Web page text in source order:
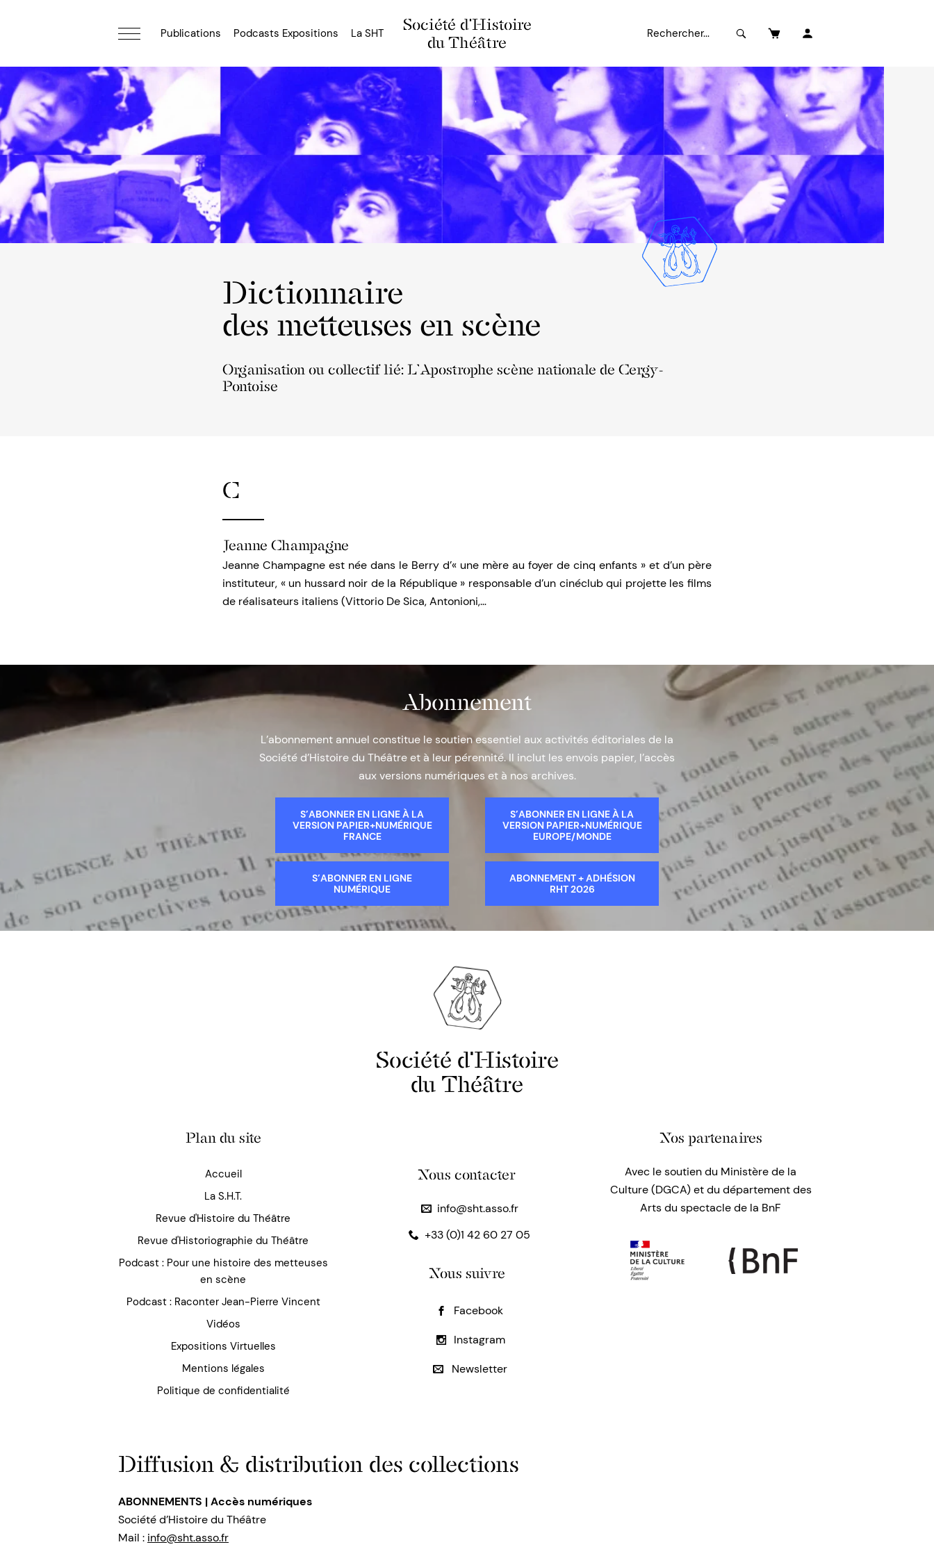
Société d'Histoire
du Théâtre
Publications Podcasts Expositions La SHT
Dictionnaire
des metteuses en scène
Organisation ou collectif lié: L’Apostrophe scène nationale de Cergy-
Pontoise
C
Jeanne Champagne
Jeanne Champagne est née dans le Berry d’« une mère au foyer de cinq enfants » et d’un père
instituteur, « un hussard noir de la République » responsable d’un cinéclub qui projette les films
de réalisateurs italiens (Vittorio De Sica, Antonioni,…
Abonnement
L’abonnement annuel constitue le soutien essentiel aux activités éditoriales de la
Société d’Histoire du Théâtre et à leur pérennité. Il inclut les envois papier, l’accès
aux versions numériques et à nos archives.
S’ABONNER EN LIGNE À LA
VERSION PAPIER+NUMÉRIQUE
FRANCE
S’ABONNER EN LIGNE À LA
VERSION PAPIER+NUMÉRIQUE
EUROPE/MONDE
S’ABONNER EN LIGNE
NUMÉRIQUE
ABONNEMENT + ADHÉSION
RHT 2026
Société d'Histoire
du Théâtre
Plan du site
Accueil
La S.H.T.
Revue d'Histoire du Théâtre
Revue d'Historiographie du Théâtre
Podcast : Pour une histoire des metteuses
en scène
Podcast : Raconter Jean-Pierre Vincent
Vidéos
Expositions Virtuelles
Mentions légales
Politique de confidentialité
Nous contacter
info@sht.asso.fr
+33 (0)1 42 60 27 05
Nous suivre
Facebook
Instagram
Newsletter
Nos partenaires
Avec le soutien du Ministère de la
Culture (DGCA) et du département des
Arts du spectacle de la BnF
Diffusion & distribution des collections
ABONNEMENTS | Accès numériques
Société d’Histoire du Théâtre
Mail : info@sht.asso.fr